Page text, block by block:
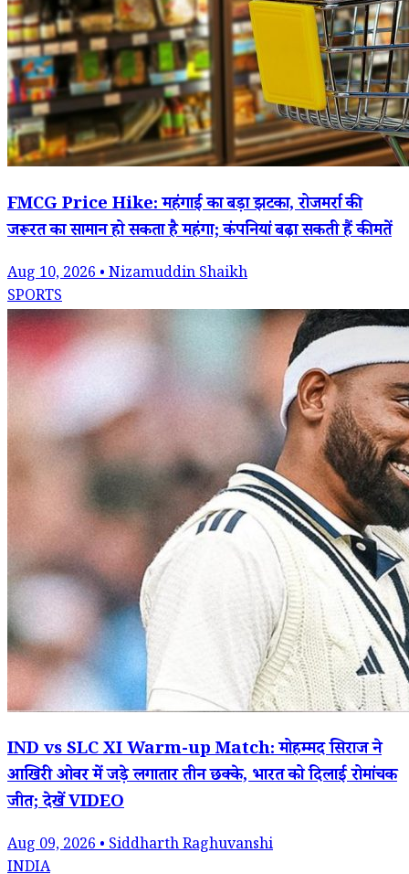
FMCG Price Hike: महंगाई का बड़ा झटका, रोजमर्रा की
जरूरत का सामान हो सकता है महंगा; कंपनियां बढ़ा सकती हैं कीमतें
Aug 10, 2026 • Nizamuddin Shaikh
SPORTS
IND vs SLC XI Warm-up Match: मोहम्मद सिराज ने
आखिरी ओवर में जड़े लगातार तीन छक्के, भारत को दिलाई रोमांचक
जीत; देखें VIDEO
Aug 09, 2026 • Siddharth Raghuvanshi
INDIA